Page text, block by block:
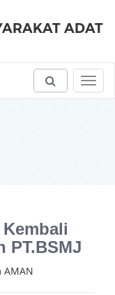
ADAT
Kembali
PT.BSMJ
AMAN